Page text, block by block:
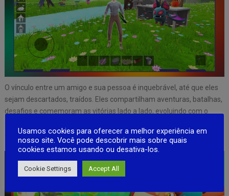
O vínculo entre um amigo e sua pessoa é inquebrável, até que eles
sejam descartados, traídos. Eles compartilham aventuras, batalhas,
desafios e comemoram as vitórias lado a lado, evoluindo com o
quando você o expulsar de sua casa.
Usamos cookies para oferecer a melhor experiência em
nosso site. Você pode descobrir mais sobre quais
cookies estamos usando ou desativa-los.
Cookie Settings Accept All